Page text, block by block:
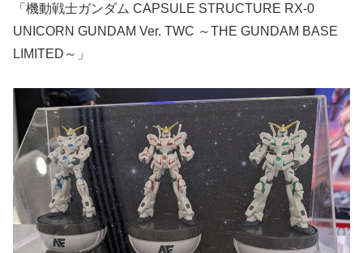
「機動戦士ガンダム CAPSULE STRUCTURE RX-0
UNICORN GUNDAM Ver. TWC ～THE GUNDAM BASE
LIMITED～」